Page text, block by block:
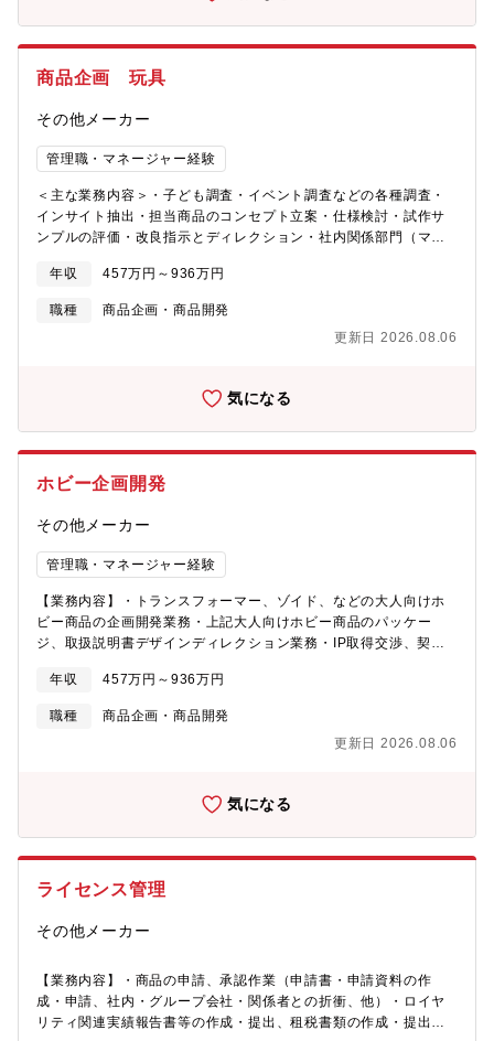
商品企画 玩具
その他メーカー
管理職・マネージャー経験
＜主な業務内容＞・子ども調査・イベント調査などの各種調査・
インサイト抽出・担当商品のコンセプト立案・仕様検討・試作サ
ンプルの評価・改良指示とディレクション・社内関係部門（マー
行管理・商品仕様の社内向けプレゼン資料作成・プレゼンテーシ
ョン＜ご対応いただく可能性がある業務＞・TOMY International
など海外グループ会社との連携による海外展開対応（英語でのコ
年収 457万円～936万円
職種
商品企画・商品開発
更新日 2026.08.06
気になる
ホビー企画開発
その他メーカー
管理職・マネージャー経験
【業務内容】・トランスフォーマー、ゾイド、などの大人向けホ
ビー商品の企画開発業務・上記大人向けホビー商品のパッケー
ジ、取扱説明書デザインディレクション業務・IP取得交渉、契約
の可能性もあり【配属組織】ホビーキャラクター事業室【魅力】
★創業100年を超える玩具業界のリーディングカンパニーです。★
リカちゃん人形、ベイブレード、トミカ、プラレールなどロング
セラーブランドが多数あり、幅広い年齢層を対象とした商品ライ
的に働くことができる環境です。
年収 457万円～936万円
職種
商品企画・商品開発
更新日 2026.08.06
気になる
ライセンス管理
その他メーカー
【業務内容】・商品の申請、承認作業（申請書・申請資料の作
成・申請、社内・グループ会社・関係者との折衝、他）・ロイヤ
リティ関連実績報告書等の作成・提出、租税書類の作成・提出、